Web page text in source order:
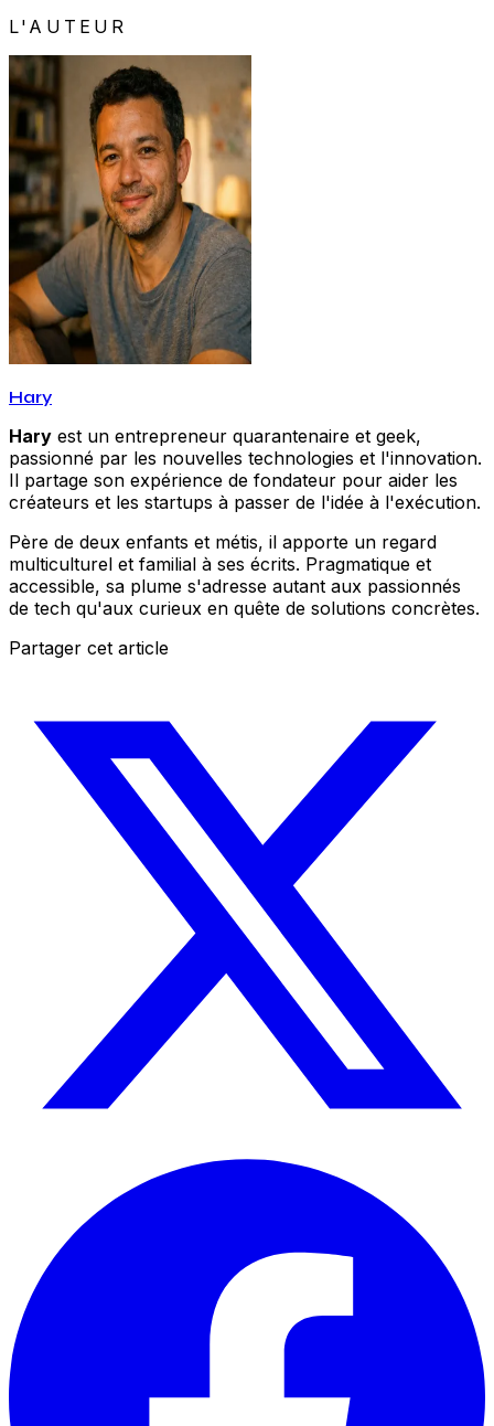
L'AUTEUR
Hary
Hary est un entrepreneur quarantenaire et geek,
passionné par les nouvelles technologies et l'innovation.
Il partage son expérience de fondateur pour aider les
créateurs et les startups à passer de l'idée à l'exécution.
Père de deux enfants et métis, il apporte un regard
multiculturel et familial à ses écrits. Pragmatique et
accessible, sa plume s'adresse autant aux passionnés
de tech qu'aux curieux en quête de solutions concrètes.
Partager cet article